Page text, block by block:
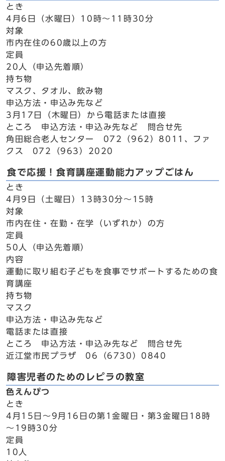
とき
4月6日（水曜日）10時～11時30分
対象
市内在住の60歳以上の方
定員
20人（申込先着順）
持ち物
マスク、タオル、飲み物
申込方法・申込み先など
3月17日（木曜日）から電話または直接
ところ 申込方法・申込み先など 問合せ先
角田総合老人センター 072（962）8011、ファ
クス 072（963）2020
食で応援！食育講座運動能力アップごはん
とき
4月9日（土曜日）13時30分～15時
対象
市内在住・在勤・在学（いずれか）の方
定員
50人（申込先着順）
内容
運動に取り組む子どもを食事でサポートするための食
育講座
持ち物
マスク
申込方法・申込み先など
電話または直接
ところ 申込方法・申込み先など 問合せ先
近江堂市民プラザ 06（6730）0840
障害児者のためのレピラの教室
色えんぴつ
とき
4月15日～9月16日の第1金曜日・第3金曜日18時
～19時30分
定員
10人